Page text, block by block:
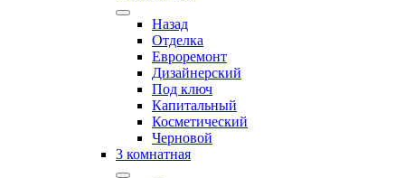
Назад
Отделка
Евроремонт
Дизайнерский
Под ключ
Капитальный
Косметический
Черновой
3 комнатная